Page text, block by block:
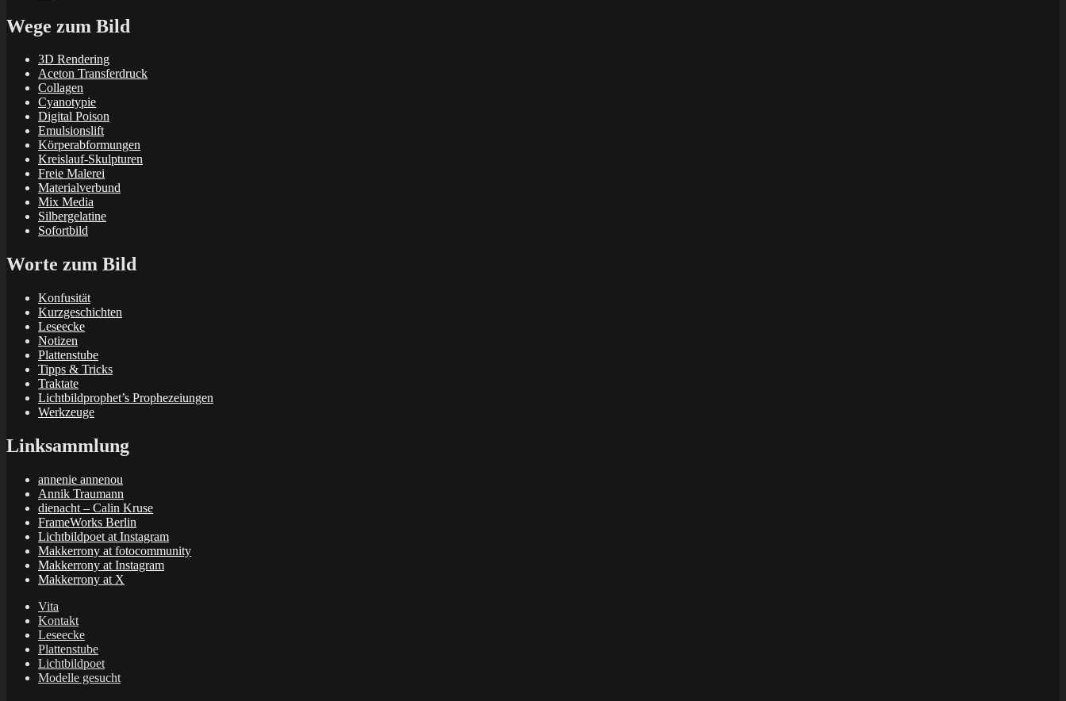
Wege zum Bild
3D Rendering
Aceton Transferdruck
Collagen
Cyanotypie
Digital Poison
Emulsionslift
Körperabformungen
Kreislauf-Skulpturen
Freie Malerei
Materialverbund
Mix Media
Silbergelatine
Sofortbild
Worte zum Bild
Konfusität
Kurzgeschichten
Leseecke
Notizen
Plattenstube
Tipps & Tricks
Traktate
Lichtbildprophet’s Prophezeiungen
Werkzeuge
Linksammlung
annenie annenou
Annik Traumann
dienacht – Calin Kruse
FrameWorks Berlin
Lichtbildpoet at Instagram
Makkerrony at fotocommunity
Makkerrony at Instagram
Makkerrony at X
Vita
Kontakt
Leseecke
Plattenstube
Lichtbildpoet
Modelle gesucht